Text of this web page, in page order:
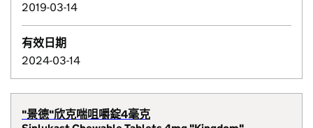
2019-03-14
有效日期
2024-03-14
"景德"欣克喘咀嚼錠4毫克